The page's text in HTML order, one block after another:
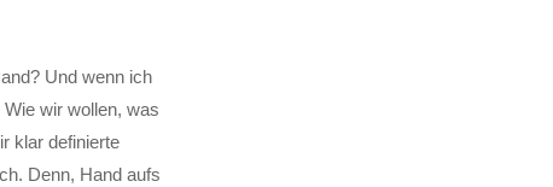
Und wenn ich
wir wollen, was
klar definierte
Denn, Hand aufs